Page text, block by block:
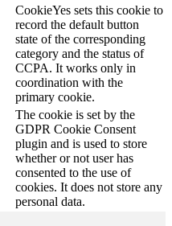
CookieYes sets this cookie to
record the default button
state of the corresponding
category and the status of
CCPA. It works only in
coordination with the
primary cookie.
The cookie is set by the
GDPR Cookie Consent
plugin and is used to store
whether or not user has
consented to the use of
cookies. It does not store any
personal data.